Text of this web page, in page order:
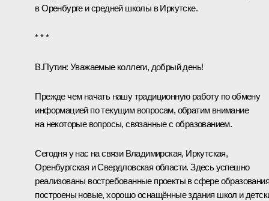
в Оренбурге и средней школы в Иркутске.
* * *
В.Путин: Уважаемые коллеги, добрый день!
Прежде чем начать нашу традиционную работу по обмену
информацией по текущим вопросам, обратим внимание
на некоторые вопросы, связанные с образованием.
Сегодня у нас на связи Владимирская, Иркутская,
Оренбургская и Свердловская области. Здесь успешно
реализованы востребованные проекты в сфере
построены новые, хорошо оснащённые здания школ и